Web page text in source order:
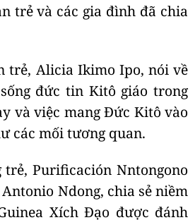
trẻ và các gia đình đã chia
trẻ, Alicia Ikimo Ipo, nói về
đức tin Kitô giáo trong
và việc mang Đức Kitô vào
các mối tương quan.
Purificación Nntongono
Ndong, chia sẻ niềm
Xích Đạo được đánh